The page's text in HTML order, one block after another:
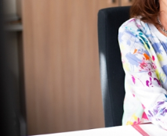
Leichte Sprache
Gebärdensprache